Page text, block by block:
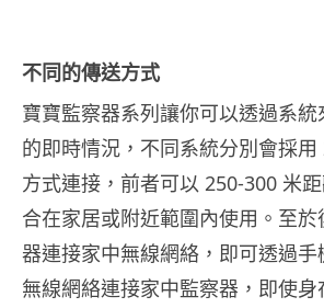
不同的傳送方式
寶寶監察器系列讓你可以透過系
的即時情況，不同系統分別會採用
方式連接，前者可以 250-300 米
合在家居或附近範圍內使用。至
器連接家中無線網絡，即可透過
無線網絡連接家中監察器，即使